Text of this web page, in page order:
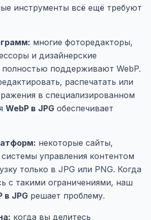
инструменты всё ещё требуют
многие фоторедакторы,
и дизайнерские
поддерживают WebP.
распечатать или
в специализированном
WebP в JPG обеспечивает
некоторые сайты,
управления контентом
только в JPG или PNG. Когда
с такими ограничениями, наш
в JPG решает проблему.
когда вы делитесь